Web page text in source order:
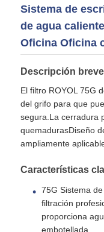
cartucho de filtro
Membrana de RO
esterilizador
Instalaciones de
Membrana
Vivienda de la
Sistema de
de agua
Oficina Oficina
Descripción breve
El filtro ROYOL 75G
del grifo para que
segura.La cerradura
quemadurasDiseño
ampliamente
Características
75G Sistema
filtración
proporciona
embotellada.